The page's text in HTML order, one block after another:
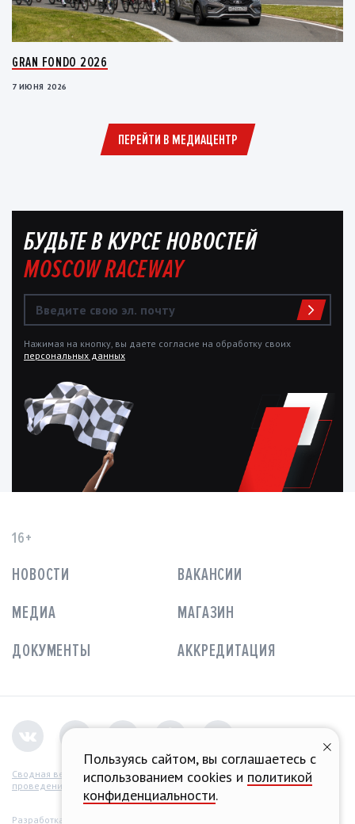
GRAN FONDO 2026
7 ИЮНЯ 2026
ПЕРЕЙТИ В МЕДИАЦЕНТР
БУДЬТЕ В КУРСЕ НОВОСТЕЙ
MOSCOW RACEWAY
Нажимая на кнопку, вы даете согласие на обработку своих
персональных данных
16+
НОВОСТИ
ВАКАНСИИ
МЕДИА
МАГАЗИН
ДОКУМЕНТЫ
АККРЕДИТАЦИЯ
Сводная ведомость
проведения СОУТ
Разработка концепции
Пользуясь сайтом, вы соглашаетесь с
использованием cookies и политикой
конфиденциальности.